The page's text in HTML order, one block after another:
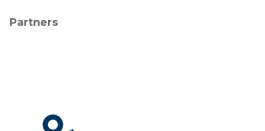
Partners